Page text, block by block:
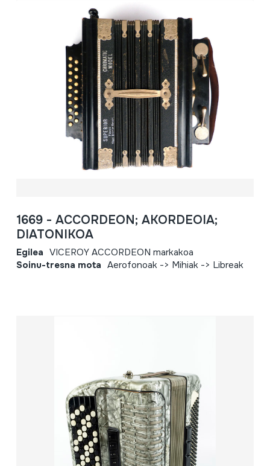
1669 - ACCORDEON; AKORDEOIA;
DIATONIKOA
Egilea VICEROY ACCORDEON markakoa
Soinu-tresna mota Aerofonoak -> Mihiak -> Libreak